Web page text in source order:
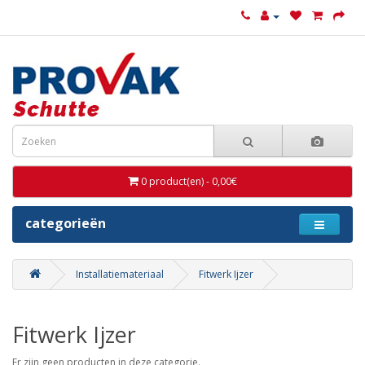
0 product(en) - 0,00€
categorieën
Installatiemateriaal Fitwerk Ijzer
Fitwerk Ijzer
Er zijn geen producten in deze categorie.